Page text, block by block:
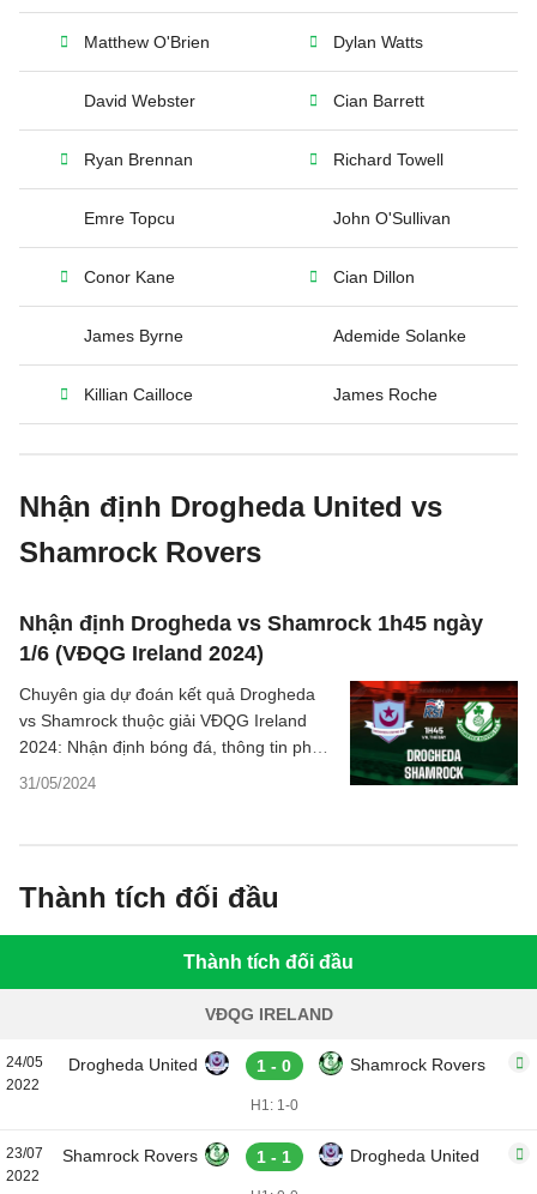
Matthew O'Brien Dylan Watts
David Webster Cian Barrett
Ryan Brennan Richard Towell
Emre Topcu John O'Sullivan
Conor Kane Cian Dillon
James Byrne Ademide Solanke
Killian Cailloce James Roche
Nhận định Drogheda United vs
Shamrock Rovers
Nhận định Drogheda vs Shamrock 1h45 ngày
1/6 (VĐQG Ireland 2024)
31/05/2024
Chuyên gia dự đoán kết quả Drogheda
vs Shamrock thuộc giải VĐQG Ireland
2024: Nhận định bóng đá, thông tin phân
tích tỷ số trận đấu, thống kê chi tiết.
Thành tích đối đầu
Thành tích đối đầu
VĐQG IRELAND
24/05
2022
Drogheda United 1 - 0 Shamrock Rovers
H1: 1-0
23/07
2022
Shamrock Rovers 1 - 1 Drogheda United